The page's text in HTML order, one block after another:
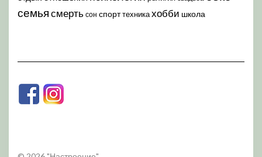
семья смерть сон спорттехникахобби школа